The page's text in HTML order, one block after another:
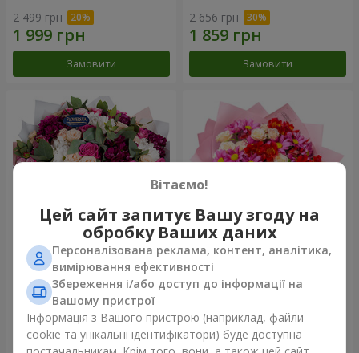
2 499 грн
Замовити
2 656 грн
Замовити
Букет "Все для тебе ...!"
5 999 грн
Замовити
Букет "Ніжне кохання"
Замовити
Вітаємо!
Цей сайт запитує Вашу згоду на
обробку Ваших даних
Персоналізована реклама, контент, аналітика,
вимірювання ефективності
Збереження і/або доступ до інформації на
Вашому пристрої
Інформація з Вашого пристрою (наприклад, файли
cookie та унікальні ідентифікатори) буде доступна